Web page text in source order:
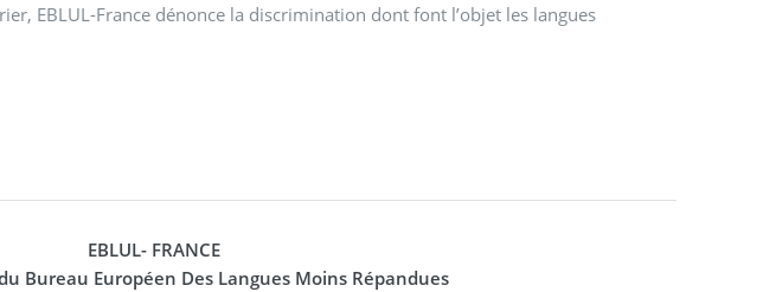
EBLUL-France dénonce la discrimination dont font l’objet les langues
EBLUL- FRANCE
Bureau Européen Des Langues Moins Répandues